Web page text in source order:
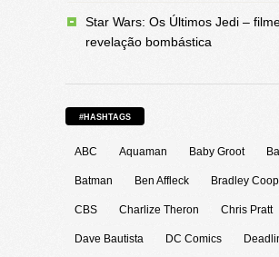
Star Wars: Os Últimos Jedi –
revelação bombástica
#HASHTAGS
ABC Aquaman Baby Groot
Batman Ben Affleck Bradley
CBS Charlize Theron Chris Pratt
Dave Bautista DC Comics